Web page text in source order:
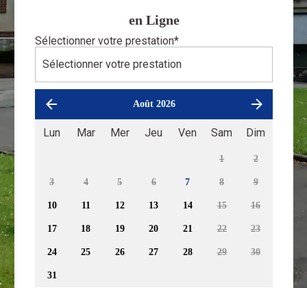
en Ligne
Sélectionner votre prestation*
Août 2026
Lun Mar Mer Jeu Ven Sam Dim
1 2
3 4 5 6 7 8 9
10 11 12 13 14 15 16
17 18 19 20 21 22 23
24 25 26 27 28 29 30
31